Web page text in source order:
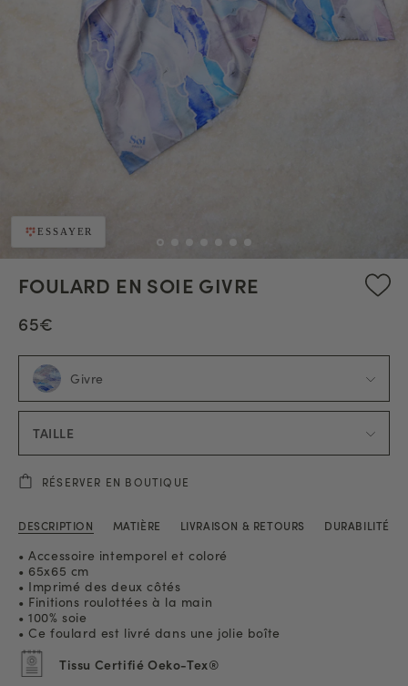
ESSAYER
FOULARD EN SOIE GIVRE
65€
Givre
TAILLE
RÉSERVER EN BOUTIQUE
DESCRIPTION MATIÈRE LIVRAISON & RETOURS DURABILITÉ
• Accessoire intemporel et coloré
• 65x65 cm
• Imprimé des deux côtés
• Finitions roulottées à la main
• 100% soie
• Ce foulard est livré dans une jolie boîte
Tissu Certifié Oeko-Tex®